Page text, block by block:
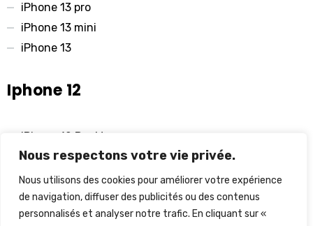
Nous respectons votre vie privée.
Nous utilisons des cookies pour améliorer votre expérience
de navigation, diffuser des publicités ou des contenus
personnalisés et analyser notre trafic. En cliquant sur «
iPhone 13 pro
iPhone 13 mini
iPhone 13
Iphone 12
iPhone 12 Pro Max
iPhone 12 pro
iPhone 12 mini
iPhone 12